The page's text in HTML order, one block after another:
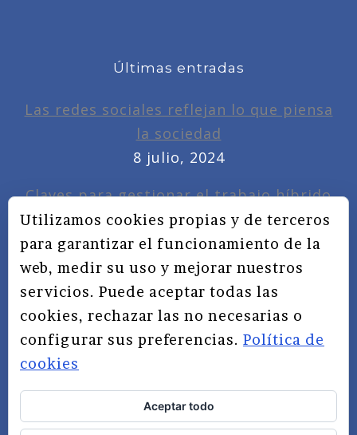
Últimas entradas
Las redes sociales reflejan lo que piensa
la sociedad
8 julio, 2024
Claves para gestionar el trabajo híbrido
7 noviembre, 2022
Privacidad, redes sociales y educación
3 septiembre, 2019
TÉRMINOS Y CONDICIONES
Utilizamos cookies propias y de terceros
para garantizar el funcionamiento de la
web, medir su uso y mejorar nuestros
servicios. Puede aceptar todas las
cookies, rechazar las no necesarias o
configurar sus preferencias. Política de
cookies
Aceptar todo